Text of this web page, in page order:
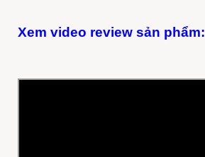
Xem video review sản phẩm: